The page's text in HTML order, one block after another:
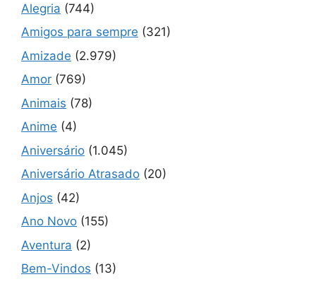
Alegria (744)
Amigos para sempre (321)
Amizade (2.979)
Amor (769)
Animais (78)
Anime (4)
Aniversário (1.045)
Aniversário Atrasado (20)
Anjos (42)
Ano Novo (155)
Aventura (2)
Bem-Vindos (13)